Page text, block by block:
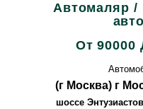
Автомаляр /
От 90000
(г Москва) г
шоссе